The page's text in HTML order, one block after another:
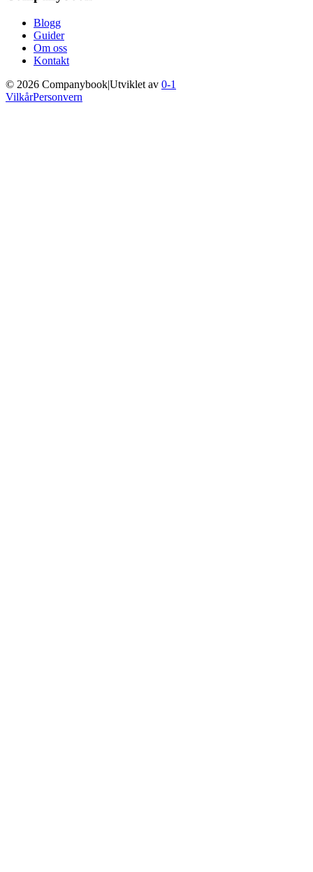
Blogg
Guider
Om oss
Kontakt
© 2026 Companybook|Utviklet av 0-1
VilkårPersonvern